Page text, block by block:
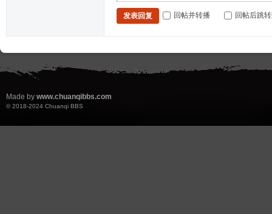
发表回复 回帖并转播 回帖后跳
Made by www.chuanqibbs.com
© 2018-2024 Chuanqi BBS